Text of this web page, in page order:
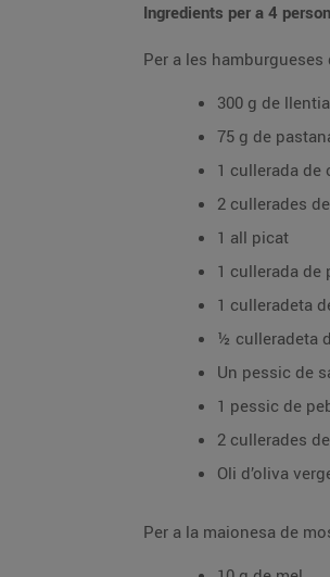
Ingredients per a 4
Per a les hamburgueses
300 g de
75 g de
1 cullerada de
2 cullerades
1 all picat
1 cullerada de
1 culleradeta
½ culleradeta
Un pessic de
1 pessic de
2 cullerades
Oli d’oliva
Per a la maionesa de